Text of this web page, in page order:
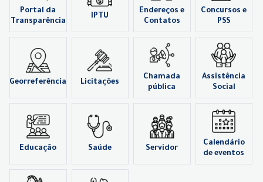
Portal da
Transparência
IPTU
Endereços e
Contatos
Concursos e
PSS
Georreferência Licitações
Chamada
pública
Assistência
Social
Educação Saúde Servidor
Calendário
de eventos